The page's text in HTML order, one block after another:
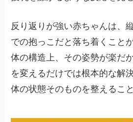
反り返りが強い赤ちゃんは、
での抱っこだと落ち着くこと
体の構造上、その姿勢が楽だ
を変えるだけでは根本的な解
体の状態そのものを整えるこ